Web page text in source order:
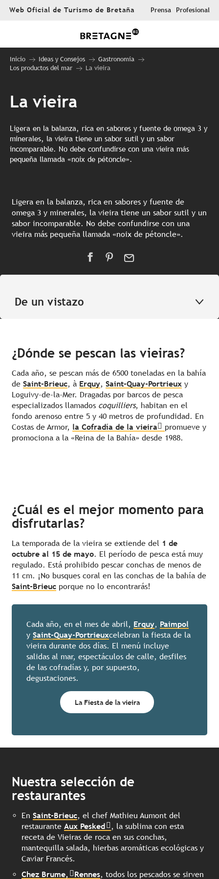
AllerWeb Oficial de Turismo de Bretaña Prensa Profesional
Inicio Ideas y Consejos
Gastronomía
Los productos del mar
La vieira
La vieira
Ligera en la balanza, rica en sabores y fuente de omega 3 y
minerales, la vieira tiene un sabor sutil y un sabor
incomparable. No debe confundirse con una vieira más
pequeña llamada «noix de pétoncle».
Ligera en la balanza, rica en sabores y fuente de
omega 3 y minerales, la vieira tiene un sabor sutil y un
sabor incomparable. No debe confundirse con una
vieira más pequeña llamada «noix de pétoncle».
De un vistazo
¿Dónde se pescan las vieiras?
Cada año, se pescan más de 6500 toneladas en la bahía
de Saint-Brieuc, à Erquy, Saint-Quay-Portrieux y
Loguivy-de-la-Mer. Dragadas por barcos de pesca
especializados llamados coquilliers, habitan en el
fondo arenoso entre 5 y 40 metros de profundidad. En
Costas de Armor, la Cofradía de la vieira
promueve y
promociona a la «Reina de la Bahía» desde 1988.
¿Cuál es el mejor momento para
disfrutarlas?
La temporada de la vieira se extiende del 1 de
octubre al 15 de mayo. El período de pesca está muy
regulado. Está prohibido pescar conchas de menos de
11 cm. ¡No busques coral en las conchas de la bahía de
Saint-Brieuc porque no lo encontrarás!
Cada año, en el mes de abril, Erquy, Paimpol
y Saint-Quay-Portrieuxcelebran la fiesta de la
vieira durante dos días. El menú incluye
salidas al mar, espectáculos de calle, desfiles
de las cofradías y, por supuesto,
degustaciones.
La Fiesta de la vieira
Nuestra selección de
restaurantes
En Saint-Brieuc, el chef Mathieu Aumont del
restaurante Aux Pesked , la sublima con esta
receta de Vieiras de roca en sus conchas,
mantequilla salada, hierbas aromáticas ecológicas y
Caviar Francés.
Chez Brume,
Rennes, todos los pescados se sirven